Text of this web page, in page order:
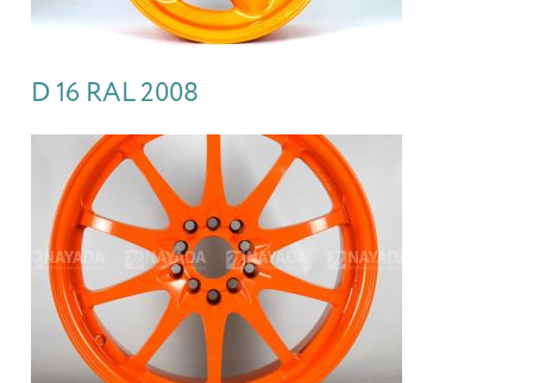
D 16 RAL 2008